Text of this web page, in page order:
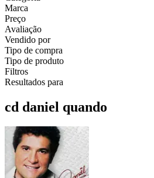
Marca
Preço
Avaliação
Vendido por
Tipo de compra
Tipo de produto
Filtros
Resultados para
cd daniel quando